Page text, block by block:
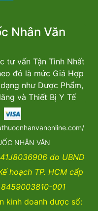
Nhân Văn
tư vấn Tận Tình Nhất
đó là mức Giá Hợp
như Dược Phẩm,
và Thiết Bị Y Tế
NHÂN VĂN
41J8036906 do UBND
hoạch TP. HCM cấp
001
kinh doanh dược số: